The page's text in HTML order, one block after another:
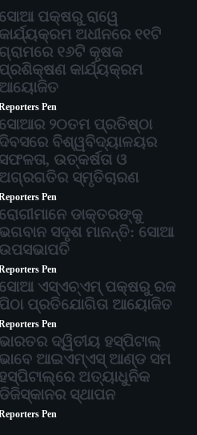
ସୋଆ ପକ୍ଷରୁ ରାୱେ
କାର୍ଯ୍ୟକ୍ରମ ଅଧୀନରେ ୧୧ଟି
ଗ୍ରାମରେ ୧୬ଟି କୃଷକ
ପ୍ରଶିକ୍ଷଣ କାର୍ଯ୍ୟକ୍ରମ
ଆୟୋଜିତ
Pen
ସୋଆର ୨୦ତମ ପ୍ରତିଷ୍ଠା
ଦିବସରେ ବିଶ୍ୱବିଦ୍ୟାଳୟର
ସଫଳତା, ଉତ୍କର୍ଷତା ଓ
ଅଗ୍ରଗତିର ସ୍ମୃତିଚାରଣ
Pen
ରୋଗୀମାନେ ଡାକ୍ତରଙ୍କୁ
ଭଗବାନ ସଦୃଶ ମାନନ୍ତି: ସୋଆ
ଉପସଭାପତି
Pen
ସୋଆ ଏସ୍‌ଏଚ୍‌ଏମ୍ ପକ୍ଷରୁ ରଜ
ପିଠା ପ୍ରତିଯୋଗିତା ଆୟୋଜିତ
Pen
ଭାରତର ଦ୍ୱିତୀୟ ହସ୍ପିଟାଲ୍
ଭାବେ ଆଇଏମ୍‌ଏସ୍ ଆଣ୍ଡ ସମ
ହସ୍ପିଟାଲ୍‌ରେ ଅତ୍ୟାଧୁନିକ
ଡିଜିସ୍କାନର ସ୍ଥାପନ
Pen